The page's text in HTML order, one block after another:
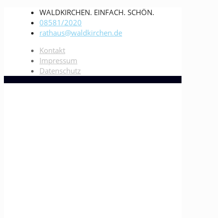
WALDKIRCHEN. EINFACH. SCHÖN.
08581/2020
rathaus@waldkirchen.de
Kontakt
Impressum
Datenschutz